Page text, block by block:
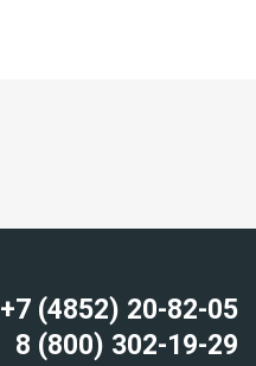
+7 (4852) 20-82-05
8 (800) 302-19-29